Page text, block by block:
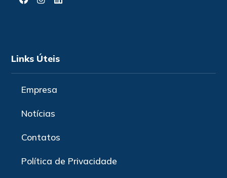
Links Úteis
Empresa
Notícias
Contatos
Política de Privacidade